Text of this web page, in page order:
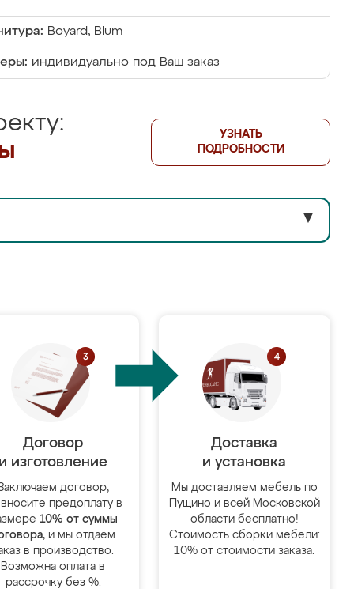
Boyard, Blum
индивидуально под Ваш заказ
УЗНАТЬ
ПОДРОБНОСТИ
▼
Договор
изготовление
договор,
предоплату в
10% от суммы
, и мы отдаём
в производство.
Возможна оплата в
рассрочку без %.
Доставка
и установка
Мы доставляем мебель по
Пущино и всей Московской
области бесплатно!
Стоимость сборки мебели:
10% от стоимости заказа.